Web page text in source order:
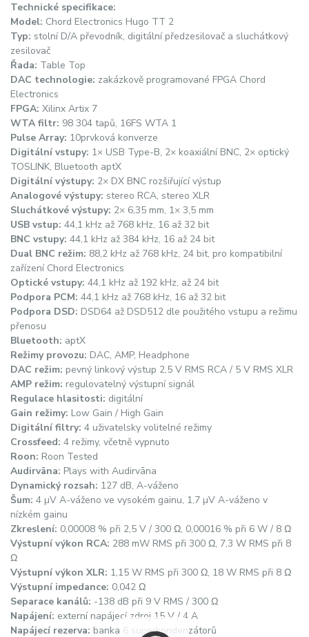
Technické specifikace:
Model: Chord Electronics Hugo TT 2
Typ: stolní D/A převodník, digitální předzesilovač a sluchátkový
zesilovač
Řada: Table Top
DAC technologie: zakázkově programované FPGA Chord
Electronics
FPGA: Xilinx Artix 7
WTA filtr: 98 304 tapů, 16FS WTA 1
Pulse Array: 10prvková konverze
Digitální vstupy: 1× USB Type-B, 2× koaxiální BNC, 2× optický
TOSLINK, Bluetooth aptX
Digitální výstupy: 2× DX BNC rozšiřující výstup
Analogové výstupy: stereo RCA, stereo XLR
Sluchátkové výstupy: 2× 6,35 mm, 1× 3,5 mm
USB vstup: 44,1 kHz až 768 kHz, 16 až 32 bit
BNC vstupy: 44,1 kHz až 384 kHz, 16 až 24 bit
Dual BNC režim: 88,2 kHz až 768 kHz, 24 bit, pro kompatibilní
zařízení Chord Electronics
Optické vstupy: 44,1 kHz až 192 kHz, až 24 bit
Podpora PCM: 44,1 kHz až 768 kHz, 16 až 32 bit
Podpora DSD: DSD64 až DSD512 dle použitého vstupu a režimu
přenosu
Bluetooth: aptX
Režimy provozu: DAC, AMP, Headphone
DAC režim: pevný linkový výstup 2,5 V RMS RCA / 5 V RMS XLR
AMP režim: regulovatelný výstupní signál
Regulace hlasitosti: digitální
Gain režimy: Low Gain / High Gain
Digitální filtry: 4 uživatelsky volitelné režimy
Crossfeed: 4 režimy, včetně vypnuto
Roon: Roon Tested
Audirvāna: Plays with Audirvāna
Dynamický rozsah: 127 dB, A-váženo
Šum: 4 µV A-váženo ve vysokém gainu, 1,7 µV A-váženo v
nízkém gainu
Zkreslení: 0,00008 % při 2,5 V / 300 Ω, 0,00016 % při 6 W / 8 Ω
Výstupní výkon RCA: 288 mW RMS při 300 Ω, 7,3 W RMS při 8
Ω
Výstupní výkon XLR: 1,15 W RMS při 300 Ω, 18 W RMS při 8 Ω
Výstupní impedance: 0,042 Ω
Separace kanálů: -138 dB při 9 V RMS / 300 Ω
Napájení: externí napájecí zdroj 15 V / 4 A
Napájecí rezerva: banka 6 superkondenzátorů